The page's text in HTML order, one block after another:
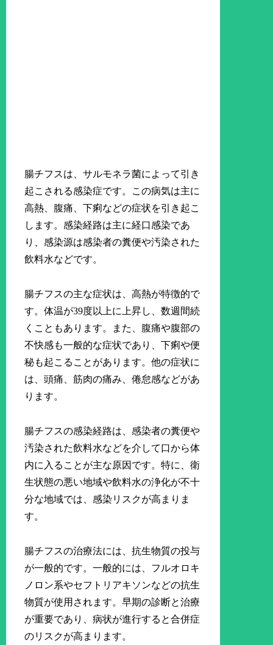
腸チフスは、サルモネラ菌によって引き
起こされる感染症です。この病気は主に
高熱、腹痛、下痢などの症状を引き起こ
します。感染経路は主に経口感染であ
り、感染源は感染者の糞便や汚染された
飲料水などです。
腸チフスの主な症状は、高熱が特徴的で
す。体温が39度以上に上昇し、数週間続
くこともあります。また、腹痛や腹部の
不快感も一般的な症状であり、下痢や便
秘も起こることがあります。他の症状に
は、頭痛、筋肉の痛み、倦怠感などがあ
ります。
腸チフスの感染経路は、感染者の糞便や
汚染された飲料水などを介して口から体
内に入ることが主な原因です。特に、衛
生状態の悪い地域や飲料水の浄化が不十
分な地域では、感染リスクが高まりま
す。
腸チフスの治療法には、抗生物質の投与
が一般的です。一般的には、フルオロキ
ノロン系やセフトリアキソンなどの抗生
物質が使用されます。早期の診断と治療
が重要であり、病状が進行すると合併症
のリスクが高まります。